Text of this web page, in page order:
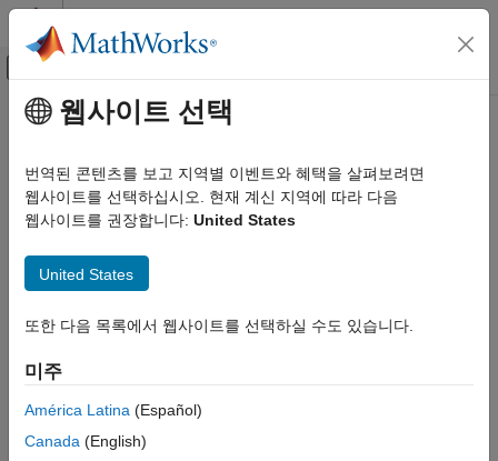
콘텐츠로 바로 가기
오프캔버스 탐색 메뉴 토글
문서 홈
주요 콘텐츠
웹사이트 선택
번역된 콘텐츠를 보고 지역별 이벤트와 혜택을 살펴보려면
웹사이트를 선택하십시오. 현재 계신 지역에 따라 다음
웹사이트를 권장합니다: United States
United States
또한 다음 목록에서 웹사이트를 선택하실 수도 있습니다.
미주
América Latina (Español)
Canada (English)